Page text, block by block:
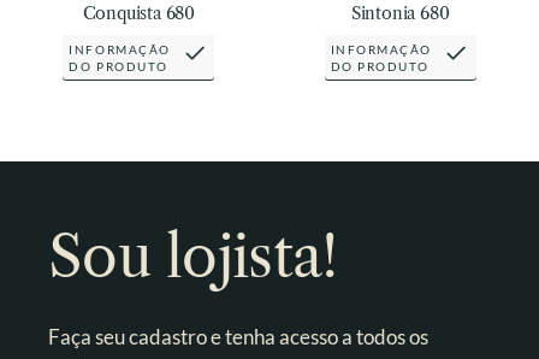
CONTATO
Conquista 680
INFORMAÇÃO
DO PRODUTO
Sintonia 680
INFORMAÇÃO
DO PRODUTO
Sou lojista!
Faça seu cadastro e tenha acesso a todos os